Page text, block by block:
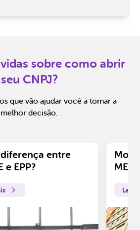
sobre como abrir
seu CNPJ?
que vão ajudar você a tomar a
melhor decisão.
entre
e EPP?
ME?
Leia